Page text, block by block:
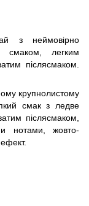
з неймовірно
смаком, легким
післясмаком.
крупнолистому
смак з ледве
післясмаком,
нотами, жовто-